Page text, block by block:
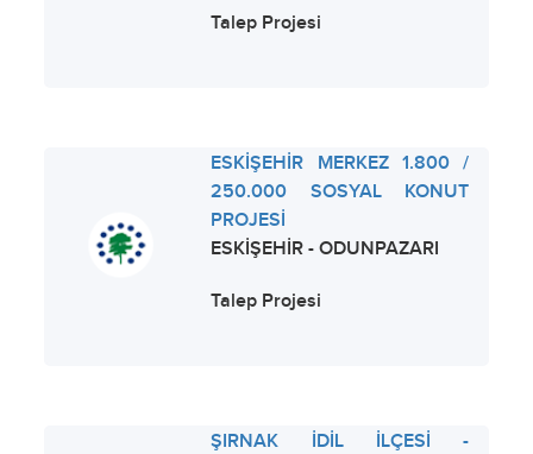
Talep Projesi
ESKİŞEHİR MERKEZ 1.800 /
250.000 SOSYAL KONUT
PROJESİ
ESKİŞEHİR - ODUNPAZARI
Talep Projesi
ŞIRNAK İDİL İLÇESİ -